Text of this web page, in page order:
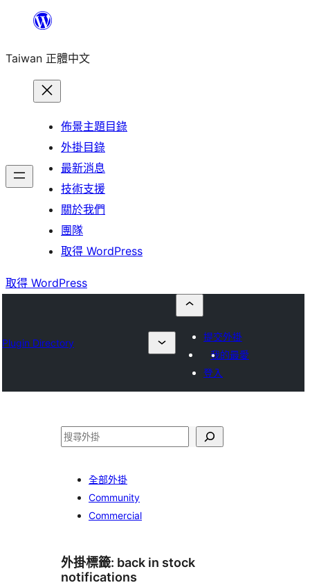
主
Taiwan 正體中文
佈景主題目錄
外掛目錄
最新消息
技術支援
關於我們
團隊
取得 WordPress
取得 WordPress
Plugin Directory
提交外掛
我的最愛
登入
搜
全部外掛
Community
Commercial
外掛標籤: back in stock
notifications